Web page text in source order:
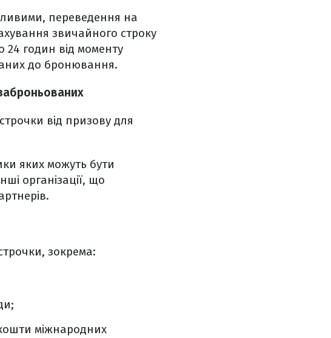
переведення на
звичайного строку
24 годин від моменту
до бронювання.
від призову для
яких можуть бути
організації, що
зокрема:
кошти міжнародних